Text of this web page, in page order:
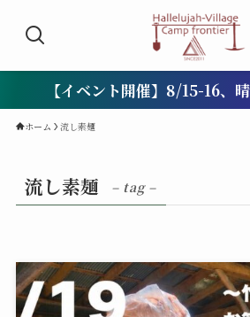
【イベント開催】8/15-16、
ホーム 流し素麺
流し素麺 – tag –